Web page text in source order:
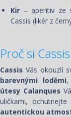
Kir – aperitiv ze
Cassis (likér z
Proč si
Cassis Vás okouzlí
barevnými loděmi,
útesy Calanques
uličkami, ochutnejte
autentickou